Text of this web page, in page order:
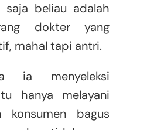
saja beliau adalah
dokter yang
mahal tapi antri.
ia menyeleksi
hanya melayani
konsumen bagus